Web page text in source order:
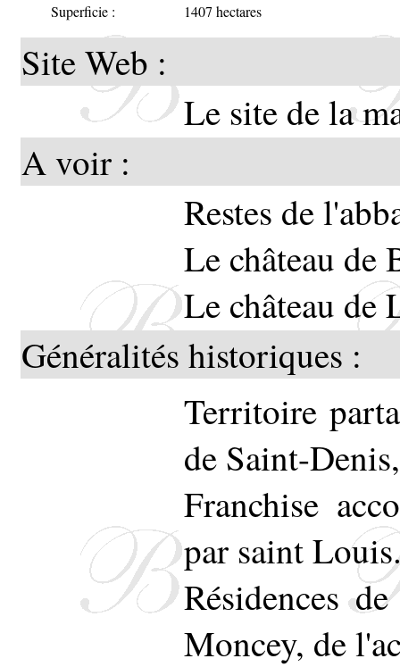
de
un
cette
église
Le
Superficie : 1407 hectares
Site Web :
Le site de la
A voir :
Restes de
Le château de
Le château de
Généralités historiques :
Territoire
de Saint-
Franchise
par saint
Résidences
Moncey, de